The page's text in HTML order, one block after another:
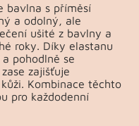
bavlna s příměsí
a odolný, ale
ušité z bavlny a
roky. Díky elastanu
pohodlně se
zajišťuje
Kombinace těchto
pro každodenní